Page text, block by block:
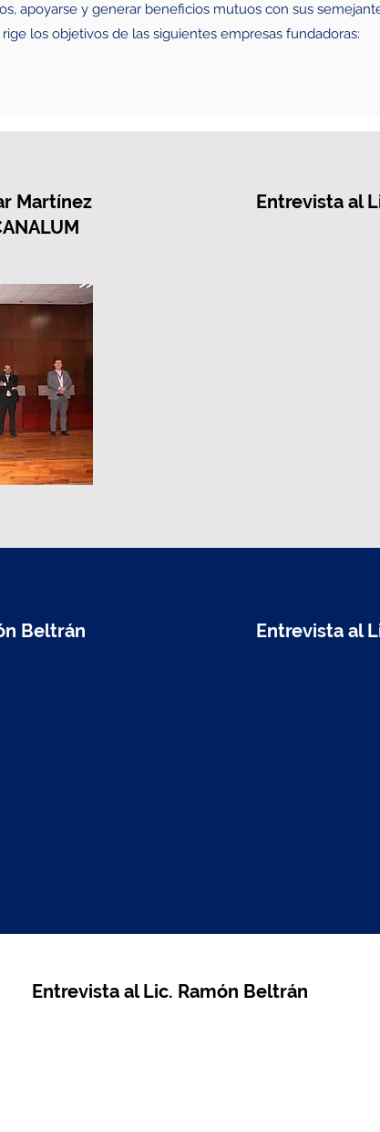
apoyarse y generar beneficios mutuos con sus
los objetivos de las siguientes empresas fundadoras:
Martínez
Entrevista al
Beltrán Entrevista al
Entrevista al Lic. Ramón Beltrán